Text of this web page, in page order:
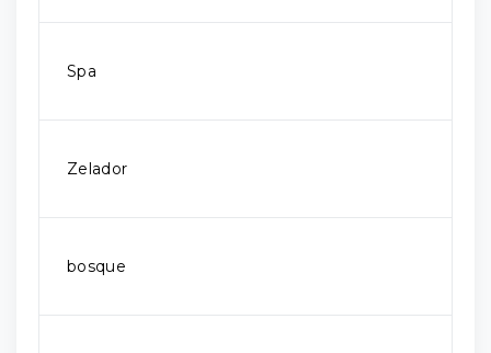
Spa
Zelador
bosque